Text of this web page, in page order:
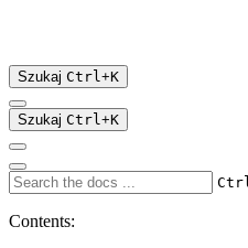
Szukaj Ctrl+K
Szukaj Ctrl+K
Contents: